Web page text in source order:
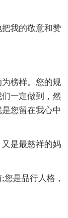
我的敬意和赞
榜样。您的规
一定做到，然
您留在我心中
是最慈祥的妈
是品行人格，